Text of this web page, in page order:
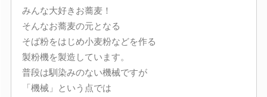
みんな大好きお蕎麦！
そんなお蕎麦の元となる
そば粉をはじめ小麦粉などを作る
製粉機を製造しています。
普段は馴染みのない機械ですが
「機械」という点では